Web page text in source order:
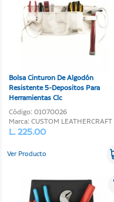
Bolsa Cinturon De Algodón
Resistente 5-Depositos Para
Herramientas Clc
Código: 01070026
Marca: CUSTOM LEATHERCRAFT
L. 225.00
Ver Producto